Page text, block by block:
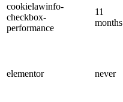
cookielawinfo-
checkbox-
performance
11
months
elementor never